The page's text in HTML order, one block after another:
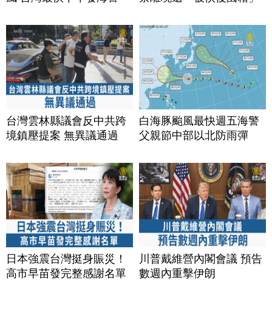
台灣雲林縣議會反中共跨
境鎮壓提案 無異議通過
白海豚颱風最快週五海警
父親節中部以北防雨彈
日本強震台灣挺身賑災！
高市早苗發完整感謝名單
川普戴維營內閣會議 預告
數週內重擊伊朗